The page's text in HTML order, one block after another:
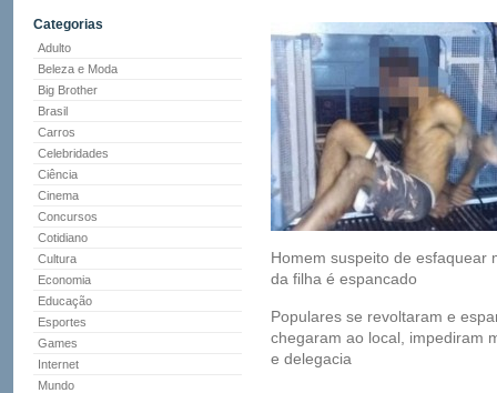
Categorias
Adulto
Beleza e Moda
Big Brother
Brasil
Carros
Celebridades
Ciência
Cinema
Concursos
Cotidiano
Cultura
Economia
Educação
Esportes
Games
Internet
Mundo
Homem suspeito de esfaquear
da filha é espancado
Populares se revoltaram e
chegaram ao local, impediram
e delegacia